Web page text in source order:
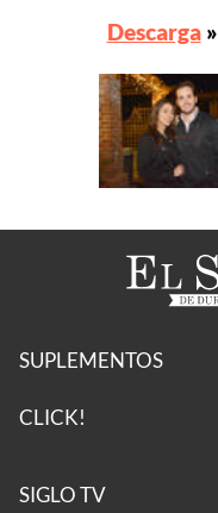
Descarga»
SUPLEMENTOS
CLICK!
SIGLO TV